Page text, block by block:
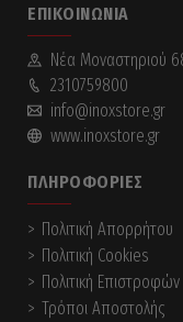
ΕΠΙΚΟΙΝΩΝΊΑ
Νέα Mοναστηριού
2310759800
info@inoxstore.gr
www.inoxstore.gr
ΠΛΗΡΟΦΟΡΊΕΣ
Πολιτική Απορρήτου
Πολιτική Cookies
Πολιτική Επιστροφών
Τρόποι Αποστολής